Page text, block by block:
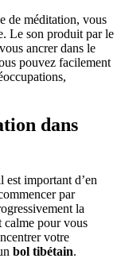
de méditation, vous
Le son produit par le
ancrer dans le
pouvez facilement
dans
important d’en
par
la
calme pour vous
votre
bol tibétain.